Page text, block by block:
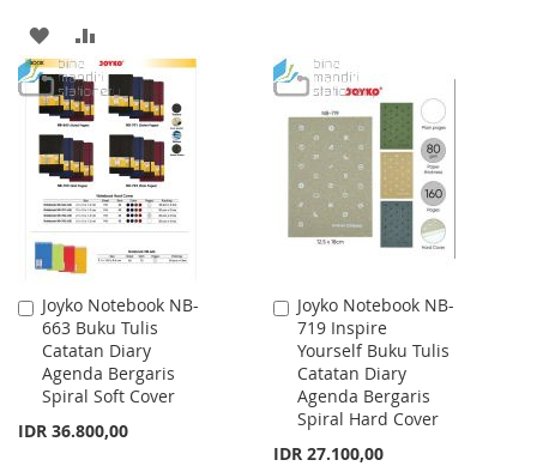
ADD
TO
WISH
LIST
TO
COMPARE
WISH
LIST
COMPARE
Joyko Notebook NB-
663 Buku Tulis
Catatan Diary
Agenda Bergaris
Spiral Soft Cover
IDR 36.800,00
Add
to
Cart
Joyko Notebook NB-
719 Inspire
Yourself Buku Tulis
Catatan Diary
Agenda Bergaris
Spiral Hard Cover
IDR 27.100,00
Add
to
Cart